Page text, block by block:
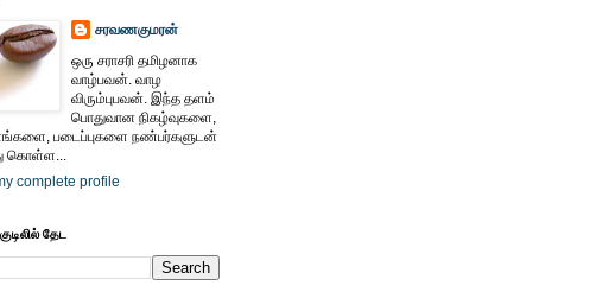
சரவணகுமரன்
ஒரு சராசரி தமிழனாக
வாழ்பவன். வாழ
விரும்புபவன். இந்த தளம்
பொதுவான நிகழ்வுகளை,
படைப்புகளை நண்பர்களுடன்
கொள்ள...
complete profile
தேட